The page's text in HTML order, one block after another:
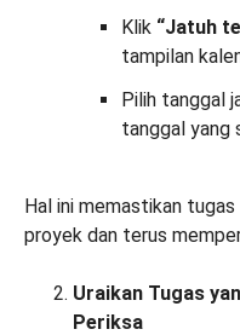
Klik “Jatuh
tampilan
Pilih tanggal
tanggal yang
Hal ini memastikan
proyek dan terus
Uraikan Tugas
Periksa